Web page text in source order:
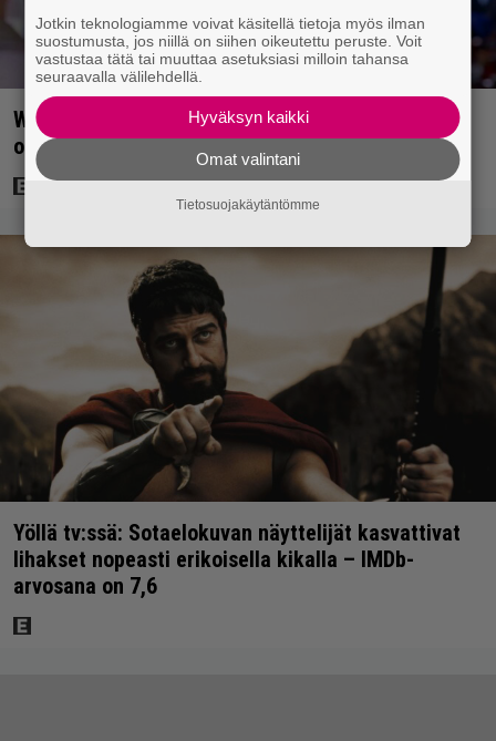
Will Hunting -tähti joutui vakavaan auto-
onnettomuuteen Ranskassa
Yöllä tv:ssä: Sotaelokuvan näyttelijät kasvattivat
lihakset nopeasti erikoisella kikalla – IMDb-
arvosana on 7,6
Jotkin teknologiamme voivat käsitellä tietoja myös ilman
suostumusta, jos niillä on siihen oikeutettu peruste. Voit
vastustaa tätä tai muuttaa asetuksiasi milloin tahansa
seuraavalla välilehdellä.
Hyväksyn kaikki
Omat valintani
Tietosuojakäytäntömme